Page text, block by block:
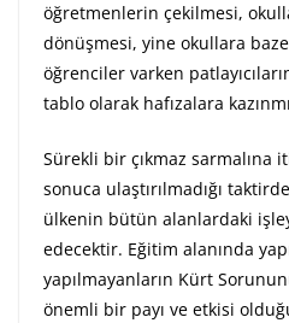
öğretmenlerin çekilmesi,
dönüşmesi, yine okullara
öğrenciler varken
tablo olarak hafızalara
Sürekli bir çıkmaz sarmalına
sonuca ulaştırılmadığı
ülkenin bütün alanlardaki
edecektir. Eğitim alanında
yapılmayanların Kürt
önemli bir payı ve etkisi